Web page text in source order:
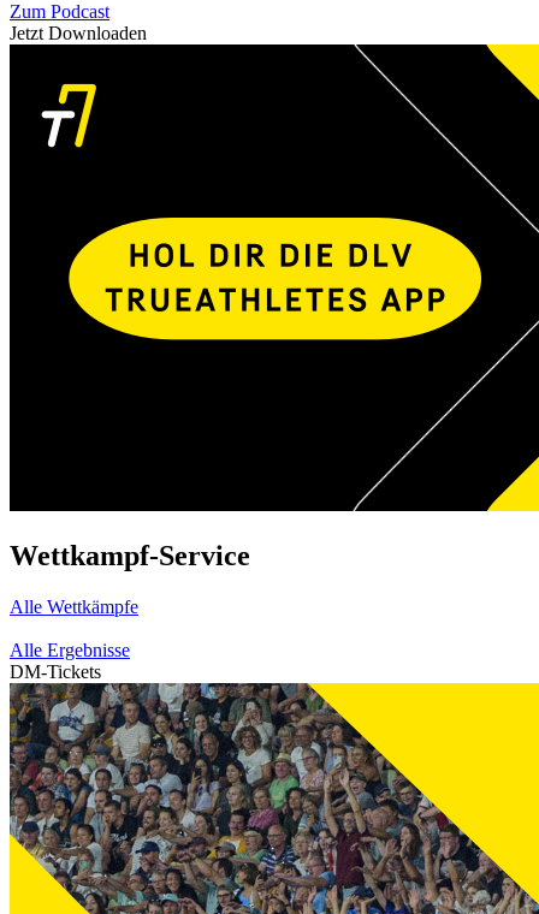
Zum Podcast
Jetzt Downloaden
Wettkampf-Service
Alle Wettkämpfe
Alle Ergebnisse
DM-Tickets